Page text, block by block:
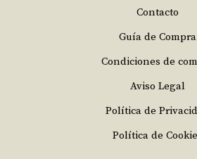
Contacto
Guía de Compra
Condiciones de
Aviso Legal
Política de
Política de